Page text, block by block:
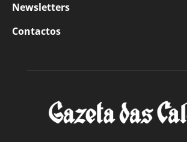
Newsletters
Contactos